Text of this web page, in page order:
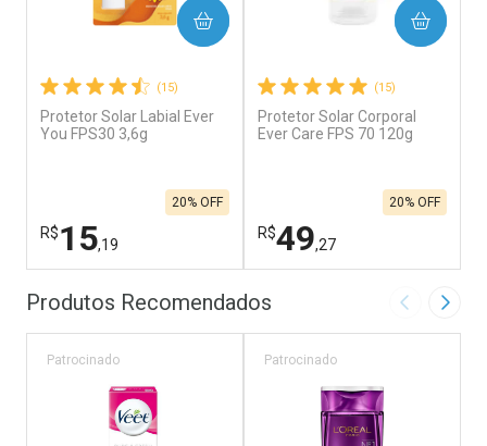
(15)
Protetor Solar Labial Ever
You FPS30 3,6g
R$15,19
20% OFF
COMPRAR
FECHAR
Laboratório
FECHAR
Por Menos
(15)
Protetor Solar Corporal
Ever Care FPS 70 120g
R$49,27
20% OFF
COMPRAR
Laboratório
Por Menos
Produtos Recomendados Imagem
Patrocinado Patrocinado